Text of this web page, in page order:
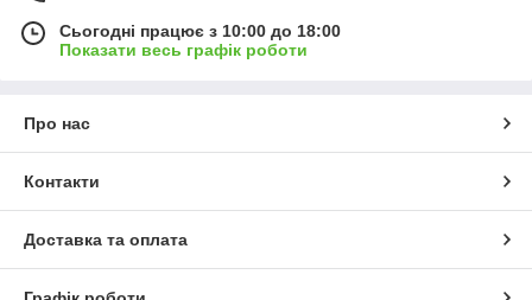
Сьогодні працює з 10:00 до 18:00
Показати весь графік роботи
Про нас
Контакти
Доставка та оплата